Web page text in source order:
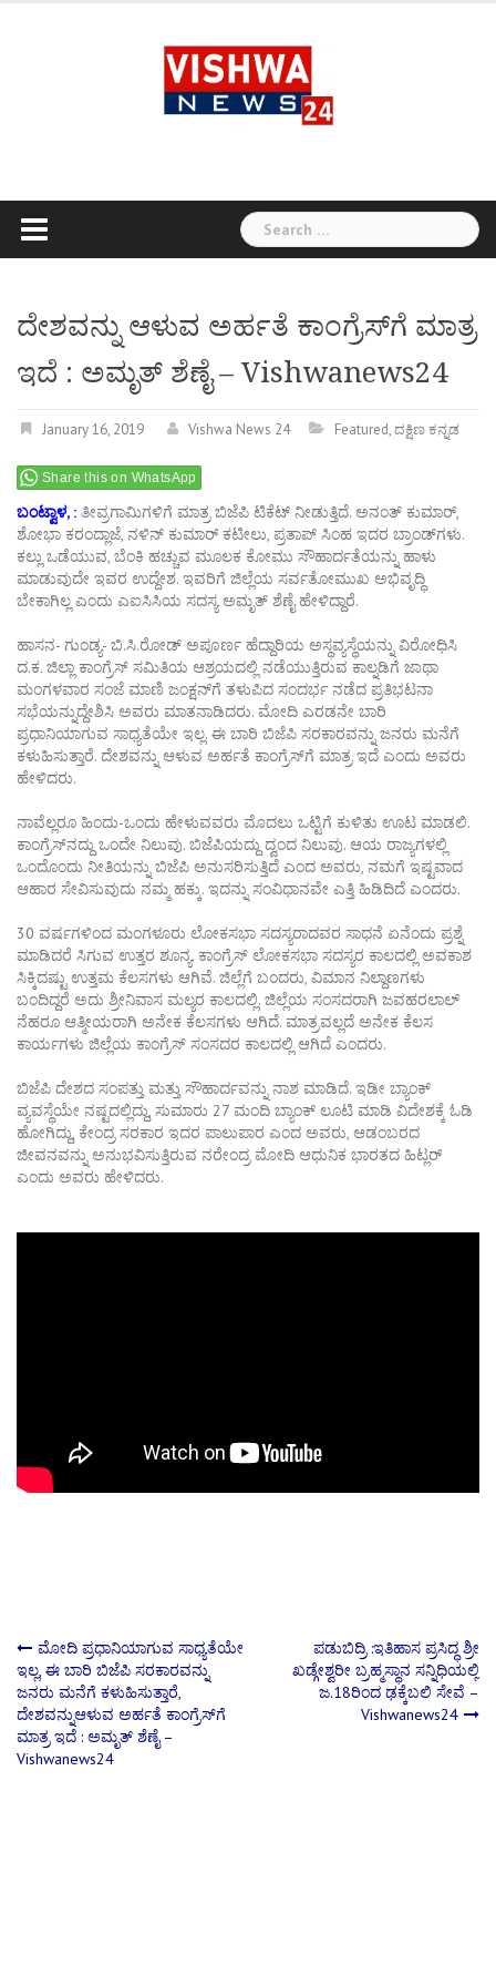
Search
for:
ದೇಶವನ್ನು ಆಳುವ ಅರ್ಹತೆ ಕಾಂಗ್ರೆಸ್‌ಗೆ ಮಾತ್ರ
ಇದೆ : ಅಮೃತ್ ಶೆಣೈ – Vishwanews24
January 16, 2019 Vishwa News 24 Featured,ದಕ್ಷಿಣ ಕನ್ನಡ
Share this on WhatsApp
ಬಂಟ್ವಾಳ, : ತೀವ್ರಗಾಮಿಗಳಿಗೆ ಮಾತ್ರ ಬಿಜೆಪಿ ಟಿಕೆಟ್ ನೀಡುತ್ತಿದೆ. ಅನಂತ್ ಕುಮಾರ್,
ಶೋಭಾ ಕರಂದ್ಲಾಜೆ, ನಳಿನ್ ಕುಮಾರ್ ಕಟೀಲು, ಪ್ರತಾಪ್ ಸಿಂಹ ಇದರ ಬ್ರಾಂಡ್‍ಗಳು.
ಕಲ್ಲು ಒಡೆಯುವ, ಬೆಂಕಿ ಹಚ್ಚುವ ಮೂಲಕ ಕೋಮು ಸೌಹಾರ್ದತೆಯನ್ನು ಹಾಳು
ಮಾಡುವುದೇ ಇವರ ಉದ್ದೇಶ. ಇವರಿಗೆ ಜಿಲ್ಲೆಯ ಸರ್ವತೋಮುಖ ಅಭಿವೃದ್ಧಿ
ಬೇಕಾಗಿಲ್ಲ ಎಂದು ಎಐಸಿಸಿಯ ಸದಸ್ಯ ಅಮೃತ್ ಶೆಣೈ ಹೇಳಿದ್ದಾರೆ.
ಹಾಸನ- ಗುಂಡ್ಯ- ಬಿ.ಸಿ.ರೋಡ್ ಅಪೂರ್ಣ ಹೆದ್ದಾರಿಯ ಅಸ್ಥವ್ಯಸ್ಥೆಯನ್ನು ವಿರೋಧಿಸಿ
ದ.ಕ. ಜಿಲ್ಲಾ ಕಾಂಗ್ರೆಸ್ ಸಮಿತಿಯ ಆಶ್ರಯದಲ್ಲಿ ನಡೆಯುತ್ತಿರುವ ಕಾಲ್ನಡಿಗೆ ಜಾಥಾ
ಮಂಗಳವಾರ ಸಂಜೆ ಮಾಣಿ ಜಂಕ್ಷನ್‌ಗೆ ತಳುಪಿದ ಸಂದರ್ಭ ನಡೆದ ಪ್ರತಿಭಟನಾ
ಸಭೆಯನ್ನುದ್ದೇಶಿಸಿ ಅವರು ಮಾತನಾಡಿದರು. ಮೋದಿ ಎರಡನೇ ಬಾರಿ
ಪ್ರಧಾನಿಯಾಗುವ ಸಾಧ್ಯತೆಯೇ ಇಲ್ಲ. ಈ ಬಾರಿ ಬಿಜೆಪಿ ಸರಕಾರವನ್ನು ಜನರು ಮನೆಗೆ
ಕಳುಹಿಸುತ್ತಾರೆ. ದೇಶವನ್ನು ಆಳುವ ಅರ್ಹತೆ ಕಾಂಗ್ರೆಸ್‌ಗೆ ಮಾತ್ರ ಇದೆ ಎಂದು ಅವರು
ಹೇಳಿದರು.
ನಾವೆಲ್ಲರೂ ಹಿಂದು-ಒಂದು ಹೇಳುವವರು ಮೊದಲು ಒಟ್ಟಿಗೆ ಕುಳಿತು ಊಟ ಮಾಡಲಿ.
ಕಾಂಗ್ರೆಸ್‌ನದ್ದು ಒಂದೇ ನಿಲುವು. ಬಿಜೆಪಿಯದ್ದು ದ್ವಂದ ನಿಲುವು. ಆಯ ರಾಜ್ಯಗಳಲ್ಲಿ
ಒಂದೊಂದು ನೀತಿಯನ್ನು ಬಿಜೆಪಿ ಅನುಸರಿಸುತ್ತಿದೆ ಎಂದ ಅವರು, ನಮಗೆ ಇಷ್ಟವಾದ
ಆಹಾರ ಸೇವಿಸುವುದು ನಮ್ಮ ಹಕ್ಕು. ಇದನ್ನು ಸಂವಿಧಾನವೇ ಎತ್ತಿ ಹಿಡಿದಿದೆ ಎಂದರು.
30 ವರ್ಷಗಳಿಂದ ಮಂಗಳೂರು ಲೋಕಸಭಾ ಸದಸ್ಯರಾದವರ ಸಾಧನೆ ಏನೆಂದು ಪ್ರಶ್ನೆ
ಮಾಡಿದರೆ ಸಿಗುವ ಉತ್ತರ ಶೂನ್ಯ. ಕಾಂಗ್ರೆಸ್ ಲೋಕಸಭಾ ಸದಸ್ಯರ ಕಾಲದಲ್ಲಿ ಅವಕಾಶ
ಸಿಕ್ಕಿದಷ್ಟು ಉತ್ತಮ ಕೆಲಸಗಳು ಆಗಿವೆ. ಜಿಲ್ಲೆಗೆ ಬಂದರು, ವಿಮಾನ ನಿಲ್ದಾಣಗಳು
ಬಂದಿದ್ದರೆ ಅದು ಶ್ರೀನಿವಾಸ ಮಲ್ಯರ ಕಾಲದಲ್ಲಿ. ಜಿಲ್ಲೆಯ ಸಂಸದರಾಗಿ ಜವಹರಲಾಲ್
ನೆಹರೂ ಆತ್ಮೀಯರಾಗಿ ಅನೇಕ ಕೆಲಸಗಳು ಆಗಿದೆ. ಮಾತ್ರವಲ್ಲದೆ ಅನೇಕ ಕೆಲಸ
ಕಾರ್ಯಗಳು ಜಿಲ್ಲೆಯ ಕಾಂಗ್ರೆಸ್ ಸಂಸದರ ಕಾಲದಲ್ಲಿ ಆಗಿದೆ ಎಂದರು.
ಬಿಜೆಪಿ ದೇಶದ ಸಂಪತ್ತು ಮತ್ತು ಸೌಹಾರ್ದವನ್ನು ನಾಶ ಮಾಡಿದೆ. ಇಡೀ ಬ್ಯಾಂಕ್
ವ್ಯವಸ್ಥೆಯೇ ನಷ್ಟದಲ್ಲಿದ್ದು, ಸುಮಾರು 27 ಮಂದಿ ಬ್ಯಾಂಕ್ ಲೂಟಿ ಮಾಡಿ ವಿದೇಶಕ್ಕೆ ಓಡಿ
ಹೋಗಿದ್ದು, ಕೇಂದ್ರ ಸರಕಾರ ಇದರ ಪಾಲುಪಾರ ಎಂದ ಅವರು, ಆಡಂಬರದ
ಜೀವನವನ್ನು ಅನುಭವಿಸುತ್ತಿರುವ ನರೇಂದ್ರ ಮೋದಿ ಆಧುನಿಕ ಭಾರತದ ಹಿಟ್ಲರ್
ಎಂದು ಅವರು ಹೇಳಿದರು.
Post
navigation
ಮೋದಿ ಪ್ರಧಾನಿಯಾಗುವ ಸಾಧ್ಯತೆಯೇ
ಇಲ್ಲ, ಈ ಬಾರಿ ಬಿಜೆಪಿ ಸರಕಾರವನ್ನು
ಜನರು ಮನೆಗೆ ಕಳುಹಿಸುತ್ತಾರೆ,
ದೇಶವನ್ನುಆಳುವ ಅರ್ಹತೆ ಕಾಂಗ್ರೆಸ್‌ಗೆ
ಮಾತ್ರ ಇದೆ : ಅಮೃತ್ ಶೆಣೈ –
Vishwanews24
ಪಡುಬಿದ್ರಿ :ಇತಿಹಾಸ ಪ್ರಸಿದ್ಧ ಶ್ರೀ
ಖಡ್ಗೇಶ್ವರೀ ಬ್ರಹ್ಮಸ್ಥಾನ ಸನ್ನಿಧಿಯಲ್ಲಿ
ಜ.18ರಿಂದ ಢಕ್ಕೆಬಲಿ ಸೇವೆ –
Vishwanews24